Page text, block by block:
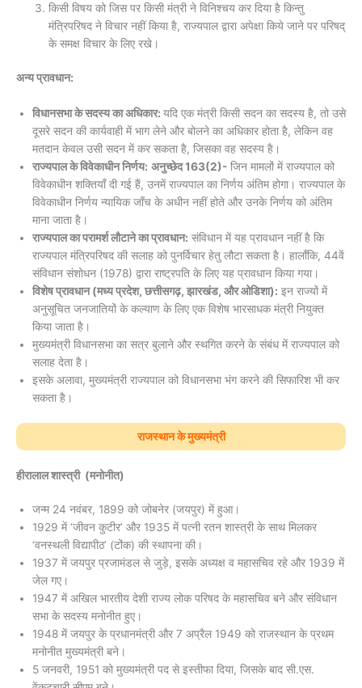
किसी विषय को जिस पर किसी मंत्री ने विनिश्चय कर दिया है किन्तु
मंत्रिपरिषद ने विचार नहीं किया है, राज्यपाल द्वारा अपेक्षा किये जाने पर परिषद्‌
के समक्ष विचार के लिए रखे।
अन्य प्रावधान:
विधानसभा के सदस्य का अधिकार: यदि एक मंत्री किसी सदन का सदस्य है, तो उसे
दूसरे सदन की कार्यवाही में भाग लेने और बोलने का अधिकार होता है, लेकिन वह
मतदान केवल उसी सदन में कर सकता है, जिसका वह सदस्य है।
राज्यपाल के विवेकाधीन निर्णय: अनुच्छेद 163(2)- जिन मामलों में राज्यपाल को
विवेकाधीन शक्तियाँ दी गई हैं, उनमें राज्यपाल का निर्णय अंतिम होगा। राज्यपाल के
विवेकाधीन निर्णय न्यायिक जाँच के अधीन नहीं होते और उनके निर्णय को अंतिम
माना जाता है।
राज्यपाल का परामर्श लौटाने का प्रावधान: संविधान में यह प्रावधान नहीं है कि
राज्यपाल मंत्रिपरिषद की सलाह को पुनर्विचार हेतु लौटा सकता है। हालाँकि, 44वें
संविधान संशोधन (1978) द्वारा राष्ट्रपति के लिए यह प्रावधान किया गया।
विशेष प्रावधान (मध्य प्रदेश, छत्तीसगढ़, झारखंड, और ओडिशा): इन राज्यों में
अनुसूचित जनजातियों के कल्याण के लिए एक विशेष भारसाधक मंत्री नियुक्त
किया जाता है।
मुख्यमंत्री विधानसभा का सत्र बुलाने और स्थगित करने के संबंध में राज्यपाल को
सलाह देता है।
इसके अलावा, मुख्यमंत्री राज्यपाल को विधानसभा भंग करने की सिफारिश भी कर
सकता है।
राजस्थान के मुख्यमंत्री
हीरालाल शास्त्री (मनोनीत)
जन्म 24 नवंबर, 1899 को जोबनेर (जयपुर) में हुआ।
1929 में ‘जीवन कुटीर’ और 1935 में पत्नी रतन शास्त्री के साथ मिलकर
‘वनस्थली विद्यापीठ’ (टोंक) की स्थापना की।
1937 में जयपुर प्रजामंडल से जुड़े, इसके अध्यक्ष व महासचिव रहे और 1939 में
जेल गए।
1947 में अखिल भारतीय देशी राज्य लोक परिषद के महासचिव बने और संविधान
सभा के सदस्य मनोनीत हुए।
1948 में जयपुर के प्रधानमंत्री और 7 अप्रैल 1949 को राजस्थान के प्रथम
मनोनीत मुख्यमंत्री बने।
5 जनवरी, 1951 को मुख्यमंत्री पद से इस्तीफा दिया, जिसके बाद सी.एस.